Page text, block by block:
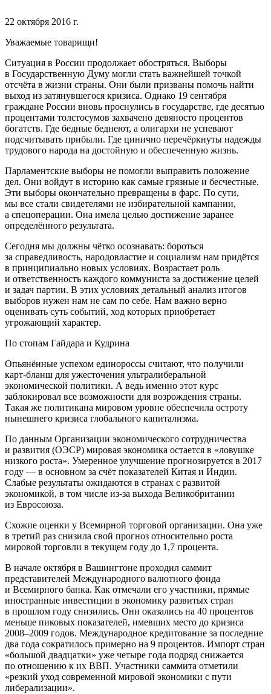
22 октября 2016 г.
Уважаемые товарищи!
Ситуация в России продолжает обостряться. Выборы
в Государственную Думу могли стать важнейшей точкой
отсчёта в жизни страны. Они были призваны помочь найти
выход из затянувшегося кризиса. Однако 19 сентября
граждане России вновь проснулись в государстве, где десятью
процентами толстосумов захвачено девяносто процентов
богатств. Где бедные беднеют, а олигархи не успевают
подсчитывать прибыли. Где цинично перечёркнуты надежды
трудового народа на достойную и обеспеченную жизнь.
Парламентские выборы не помогли выправить положение
дел. Они войдут в историю как самые грязные и бесчестные.
Эти выборы окончательно превращены в фарс. По сути,
мы все стали свидетелями не избирательной кампании,
а спецоперации. Она имела целью достижение заранее
определённого результата.
Сегодня мы должны чётко осознавать: бороться
за справедливость, народовластие и социализм нам придётся
в принципиально новых условиях. Возрастает роль
и ответственность каждого коммуниста за достижение целей
и задач партии. В этих условиях детальный анализ итогов
выборов нужен нам не сам по себе. Нам важно верно
оценивать суть событий, ход которых приобретает
угрожающий характер.
По стопам Гайдара и Кудрина
Опьянённые успехом единороссы считают, что получили
карт-бланш для ужесточения ультралиберальной
экономической политики. А ведь именно этот курс
заблокировал все возможности для возрождения страны.
Такая же политикана мировом уровне обеспечила остроту
нынешнего кризиса глобального капитализма.
По данным Организации экономического сотрудничества
и развития (ОЭСР) мировая экономика остается в «ловушке
низкого роста». Умеренное улучшение прогнозируется в 2017
году — в основном за счёт показателей Китая и Индии.
Слабые результаты ожидаются в странах с развитой
экономикой, в том числе из-за выхода Великобритании
из Евросоюза.
Схожие оценки у Всемирной торговой организации. Она уже
в третий раз снизила свой прогноз относительно роста
мировой торговли в текущем году до 1,7 процента.
В начале октября в Вашингтоне проходил саммит
представителей Международного валютного фонда
и Всемирного банка. Как отмечали его участники, прямые
иностранные инвестиции в экономику развитых стран
в прошлом году снизились. Они оказались на 40 процентов
меньше пиковых показателей, имевших место до кризиса
2008–2009 годов. Международное кредитование за последние
два года сократилось примерно на 9 процентов. Импорт стран
«большой двадцатки» уже четыре года подряд снижается
по отношению к их ВВП. Участники саммита отметили
«резкий уход современной мировой экономики с пути
либерализации».